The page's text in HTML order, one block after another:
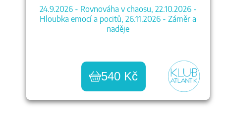
24.9.2026 - Rovnováha v chaosu, 22.10.2026 -
Hloubka emocí a pocitů, 26.11.2026 - Záměr a
naděje
540 Kč